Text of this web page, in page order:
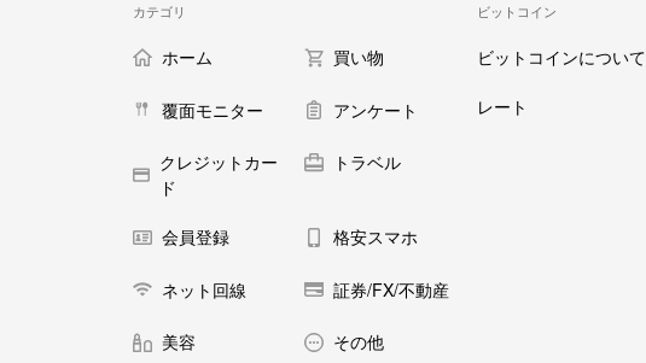
カテゴリ
ホーム 買い物
覆面モニター アンケート
クレジットカー
ド
トラベル
会員登録 格安スマホ
ネット回線 証券/FX/不動産
美容 その他
ビットコイン
ビットコインについて
レート